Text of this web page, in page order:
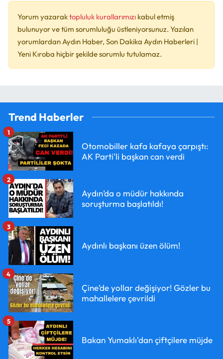
Yorum yazaraktopluluk kurallarımızı kabul etmiş
bulunuyor ve tüm sorumluluğu üstleniyorsunuz. Yazılan
yorumlardan Aydın Haber, Son Dakika Aydın Haberleri |
Yeni Kıroba hiçbir şekilde sorumlu tutulamaz.
Trend Haberler
Otomobiller kafa kafaya çarpıştı:
AK Parti'li başkan can verdi
1
Aydın’da o müdür hakkında
soruşturma başlatıldı!
2
Aydınlı başkanı üzen ölüm!
3
Çine’de yollar değişiyor! Gözler bu
mahallelere çevrildi
4
Bakan Yumaklı'dan çiftçilere müjde
5